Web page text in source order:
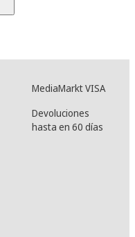
MediaMarkt VISA
Devoluciones
hasta en 60 días